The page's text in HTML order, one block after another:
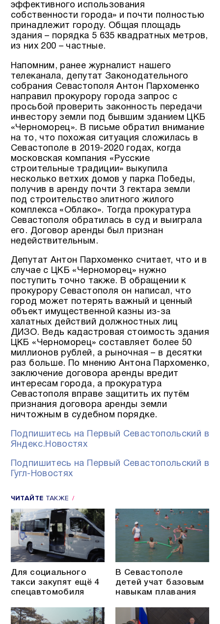
эффективного использования
собственности города» и почти полностью
принадлежит городу. Общая площадь
здания – порядка 5 635 квадратных метров,
из них 200 – частные.
Напомним, ранее журналист нашего
телеканала, депутат Законодательного
собрания Севастополя Антон Пархоменко
направил прокурору города запрос с
просьбой проверить законность передачи
инвестору земли под бывшим зданием ЦКБ
«Черноморец». В письме обратил внимание
на то, что похожая ситуация сложилась в
Севастополе в 2019-2020 годах, когда
московская компания «Русские
строительные традиции» выкупила
несколько ветхих домов у парка Победы,
получив в аренду почти 3 гектара земли
под строительство элитного жилого
комплекса «Облако». Тогда прокуратура
Севастополя обратилась в суд и выиграла
его. Договор аренды был признан
недействительным.
Депутат Антон Пархоменко считает, что и в
случае с ЦКБ «Черноморец» нужно
поступить точно также. В обращении к
прокурору Севастополя он написал, что
город может потерять важный и ценный
объект имущественной казны из-за
халатных действий должностных лиц
ДИЗО. Ведь кадастровая стоимость здания
ЦКБ «Черноморец» составляет более 50
миллионов рублей, а рыночная – в десятки
раз больше. По мнению Антона Пархоменко,
заключение договора аренды вредит
интересам города, а прокуратура
Севастополя вправе защитить их путём
признания договора аренды земли
ничтожным в судебном порядке.
Подпишитесь на Первый Севастопольский в
Яндекс.Новостях
Подпишитесь на Первый Севастопольский в
Гугл-Новостях
ЧИТАЙТЕ ТАКЖЕ
Для социального
такси закупят ещё 4
спецавтомобиля
В Севастополе
детей учат базовым
навыкам плавания